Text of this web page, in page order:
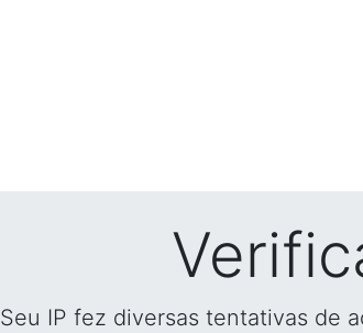
Seu IP fez diversas tentativas de